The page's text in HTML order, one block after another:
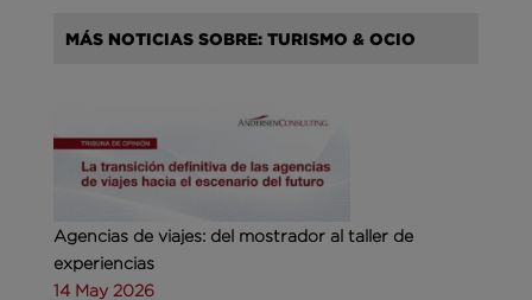
MÁS NOTICIAS SOBRE: TURISMO & OCIO
Agencias de viajes: del mostrador al taller de
experiencias
14 May 2026